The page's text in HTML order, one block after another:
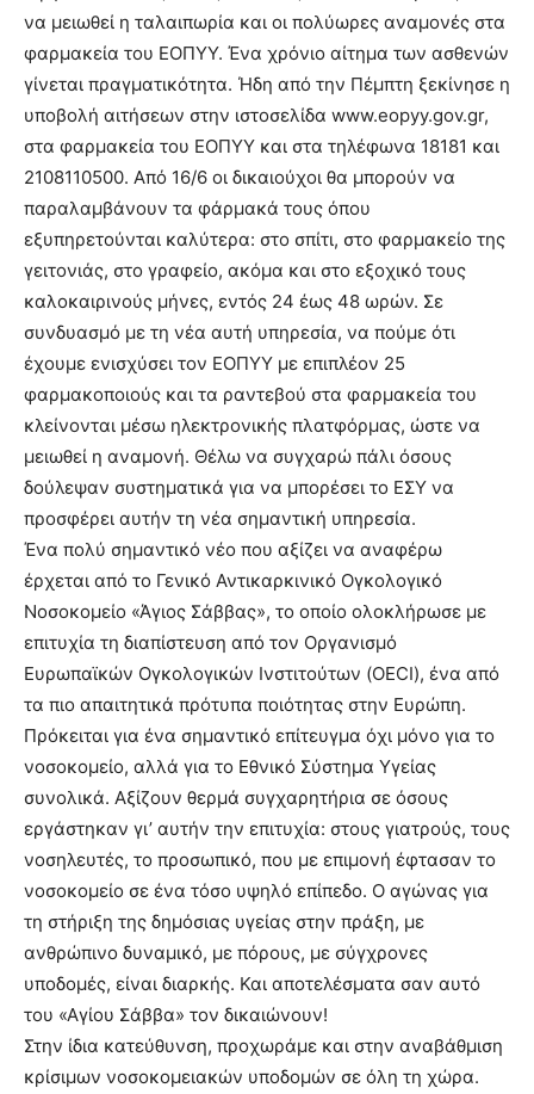
να μειωθεί η ταλαιπωρία και οι πολύωρες αναμονές στα
φαρμακεία του ΕΟΠΥΥ. Ένα χρόνιο αίτημα των ασθενών
γίνεται πραγματικότητα. Ήδη από την Πέμπτη ξεκίνησε η
υποβολή αιτήσεων στην ιστοσελίδα www.eopyy.gov.gr,
στα φαρμακεία του ΕΟΠΥΥ και στα τηλέφωνα 18181 και
2108110500. Από 16/6 οι δικαιούχοι θα μπορούν να
παραλαμβάνουν τα φάρμακά τους όπου
εξυπηρετούνται καλύτερα: στο σπίτι, στο φαρμακείο της
γειτονιάς, στο γραφείο, ακόμα και στο εξοχικό τους
καλοκαιρινούς μήνες, εντός 24 έως 48 ωρών. Σε
συνδυασμό με τη νέα αυτή υπηρεσία, να πούμε ότι
έχουμε ενισχύσει τον ΕΟΠΥΥ με επιπλέον 25
φαρμακοποιούς και τα ραντεβού στα φαρμακεία του
κλείνονται μέσω ηλεκτρονικής πλατφόρμας, ώστε να
μειωθεί η αναμονή. Θέλω να συγχαρώ πάλι όσους
δούλεψαν συστηματικά για να μπορέσει το ΕΣΥ να
προσφέρει αυτήν τη νέα σημαντική υπηρεσία.
Ένα πολύ σημαντικό νέο που αξίζει να αναφέρω
έρχεται από το Γενικό Αντικαρκινικό Ογκολογικό
Νοσοκομείο «Άγιος Σάββας», το οποίο ολοκλήρωσε με
επιτυχία τη διαπίστευση από τον Οργανισμό
Ευρωπαϊκών Ογκολογικών Ινστιτούτων (OECI), ένα από
τα πιο απαιτητικά πρότυπα ποιότητας στην Ευρώπη.
Πρόκειται για ένα σημαντικό επίτευγμα όχι μόνο για το
νοσοκομείο, αλλά για το Εθνικό Σύστημα Υγείας
συνολικά. Αξίζουν θερμά συγχαρητήρια σε όσους
εργάστηκαν γι’ αυτήν την επιτυχία: στους γιατρούς, τους
νοσηλευτές, το προσωπικό, που με επιμονή έφτασαν το
νοσοκομείο σε ένα τόσο υψηλό επίπεδο. Ο αγώνας για
τη στήριξη της δημόσιας υγείας στην πράξη, με
ανθρώπινο δυναμικό, με πόρους, με σύγχρονες
υποδομές, είναι διαρκής. Και αποτελέσματα σαν αυτό
του «Αγίου Σάββα» τον δικαιώνουν!
Στην ίδια κατεύθυνση, προχωράμε και στην αναβάθμιση
κρίσιμων νοσοκομειακών υποδομών σε όλη τη χώρα.